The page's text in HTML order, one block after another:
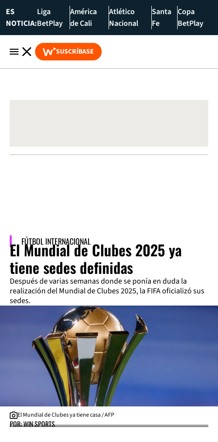
ES
NOTICIA:
Liga
BetPlay
América
de Cali
Atlético
Nacional
Santa
Fe
Copa
BetPlay
SUSCRÍBASE
FÚTBOL INTERNACIONAL
El Mundial de Clubes 2025 ya
tiene sedes definidas
Después de varias semanas donde se ponía en duda la
realización del Mundial de Clubes 2025, la FIFA oficializó sus
sedes.
El Mundial de Clubes ya tiene casa / AFP
POR: WIN SPORTS